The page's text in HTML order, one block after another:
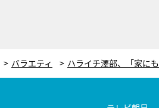
バラエティ